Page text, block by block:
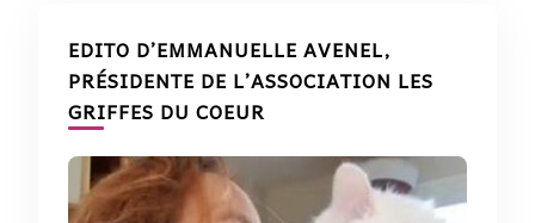
EDITO D’EMMANUELLE AVENEL,
PRÉSIDENTE DE L’ASSOCIATION LES
GRIFFES DU COEUR